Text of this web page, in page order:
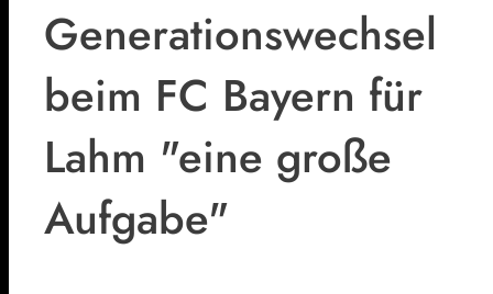
Generationswechsel
beim FC Bayern für
Lahm "eine große
Aufgabe"